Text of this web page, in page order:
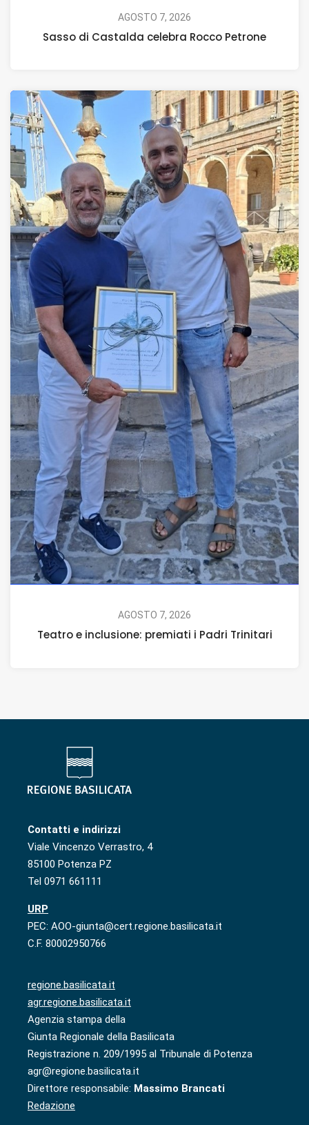
AGOSTO 7, 2026
Sasso di Castalda celebra Rocco Petrone
AGOSTO 7, 2026
Teatro e inclusione: premiati i Padri Trinitari
Contatti e indirizzi
Viale Vincenzo Verrastro, 4
85100 Potenza PZ
Tel 0971 661111
URP
PEC: AOO-giunta@cert.regione.basilicata.it
C.F. 80002950766
regione.basilicata.it
agr.regione.basilicata.it
Agenzia stampa della
Giunta Regionale della Basilicata
Registrazione n. 209/1995 al Tribunale di Potenza
agr@regione.basilicata.it
Direttore responsabile: Massimo Brancati
Redazione